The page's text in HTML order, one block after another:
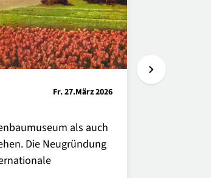
Fr. 27.März 2026
als auch
Die Neugründung
chevron_right